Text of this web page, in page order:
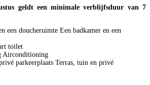
geldt een minimale verblijfsduur van 7
Een badkamer en een
toilet
Airconditioning
Terras, tuin en privé